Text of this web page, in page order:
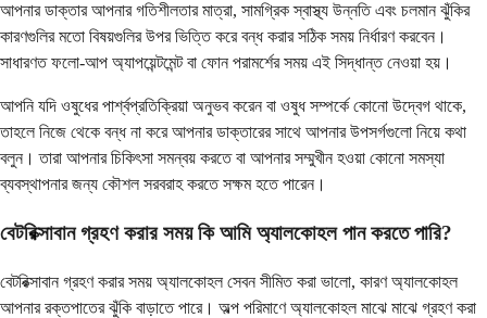
আপনার ডাক্তার আপনার গতিশীলতার মাত্রা, সামগ্রিক স্বাস্থ্য উন্নতি এবং চলমান ঝুঁকির
কারণগুলির মতো বিষয়গুলির উপর ভিত্তি করে বন্ধ করার সঠিক সময় নির্ধারণ করবেন।
সাধারণত ফলো-আপ অ্যাপয়েন্টমেন্ট বা ফোন পরামর্শের সময় এই সিদ্ধান্ত নেওয়া হয়।
আপনি যদি ওষুধের পার্শ্বপ্রতিক্রিয়া অনুভব করেন বা ওষুধ সম্পর্কে কোনো উদ্বেগ থাকে,
তাহলে নিজে থেকে বন্ধ না করে আপনার ডাক্তারের সাথে আপনার উপসর্গগুলো নিয়ে কথা
বলুন। তারা আপনার চিকিৎসা সমন্বয় করতে বা আপনার সম্মুখীন হওয়া কোনো সমস্যা
ব্যবস্থাপনার জন্য কৌশল সরবরাহ করতে সক্ষম হতে পারেন।
বেটরিক্সাবান গ্রহণ করার সময় কি আমি অ্যালকোহল পান করতে পারি?
বেটরিক্সাবান গ্রহণ করার সময় অ্যালকোহল সেবন সীমিত করা ভালো, কারণ অ্যালকোহল
আপনার রক্তপাতের ঝুঁকি বাড়াতে পারে। অল্প পরিমাণে অ্যালকোহল মাঝে মাঝে গ্রহণ করা